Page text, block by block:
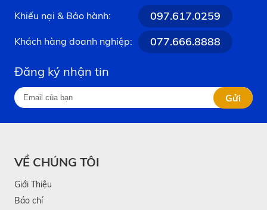
Khiếu nại & Bảo hành: 097.617.0259
Khách hàng doanh nghiệp: 077.666.8888
Đăng ký nhận tin
Gửi
VỀ CHÚNG TÔI
Giới Thiệu
Báo chí